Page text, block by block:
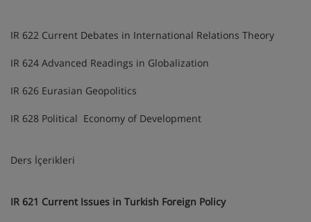
IR 622 Current Debates in International Relations Theory
IR 624 Advanced Readings in Globalization
IR 626 Eurasian Geopolitics
IR 628 Political Economy of Development
Ders İçerikleri
IR 621 Current Issues in Turkish Foreign Policy